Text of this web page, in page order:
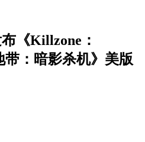
《Killzone：
带：暗影杀机》美版